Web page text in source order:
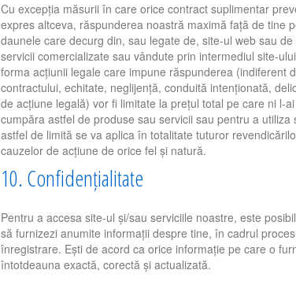
Cu excepția măsurii în care orice contract suplimentar
expres altceva, răspunderea noastră maximă față de tine
daunele care decurg din, sau legate de, site-ul web sau
servicii comercializate sau vândute prin intermediul site-
forma acțiunii legale care impune răspunderea (indiferent
contractului, echitate, neglijență, conduită intenționată,
de acțiune legală) vor fi limitate la prețul total pe care ni l-
cumpăra astfel de produse sau servicii sau pentru a utiliza
astfel de limită se va aplica în totalitate tuturor
cauzelor de acțiune de orice fel și natură.
10. Confidențialitate
Pentru a accesa site-ul și/sau serviciile noastre, este
să furnizezi anumite informații despre tine, în cadrul
înregistrare. Ești de acord ca orice informație pe care o
întotdeauna exactă, corectă și actualizată.